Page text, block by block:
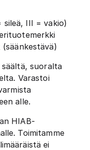
III = vakio)
suoralta
Varastoi
alle.
HIAB-
Toimitamme
ei